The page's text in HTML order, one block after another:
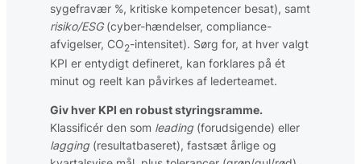
sygefravær %, kritiske kompetencer besat), samt
risiko/ESG(cyber-hændelser, compliance-
afvigelser, CO2-intensitet). Sørg for, at hver valgt
KPI er entydigt defineret, kan forklares på ét
minut og reelt kan påvirkes af lederteamet.
Giv hver KPI en robust styringsramme.
Klassificér den som leading(forudsigende) eller
lagging(resultatbaseret), fastsæt årlige og